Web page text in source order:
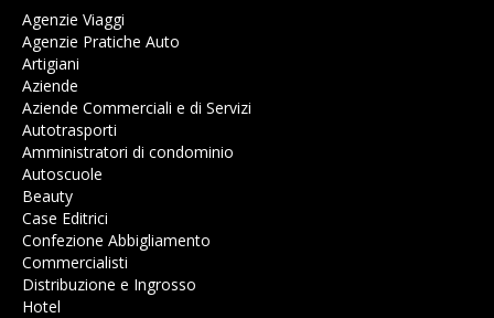
Agenzie Viaggi
Agenzie Pratiche Auto
Artigiani
Aziende
Aziende Commerciali e di Servizi
Autotrasporti
Amministratori di condominio
Autoscuole
Beauty
Case Editrici
Confezione Abbigliamento
Commercialisti
Distribuzione e Ingrosso
Hotel